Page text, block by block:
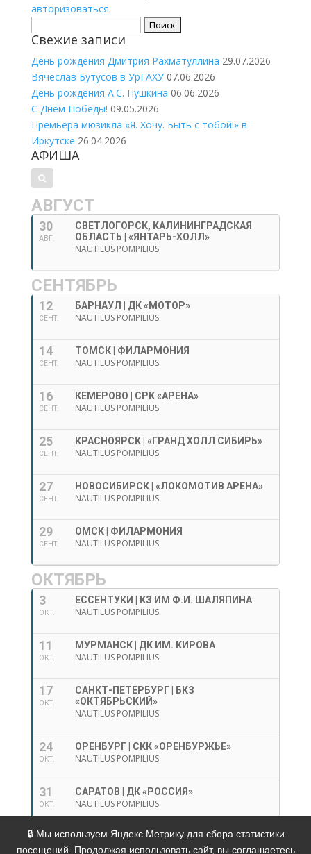
авторизоваться.
Свежие записи
День рождения Дмитрия Рахматуллина 29.07.2026
Вячеслав Бутусов в УрГАХУ 07.06.2026
День рождения А.С. Пушкина 06.06.2026
С Днём Победы! 09.05.2026
Премьера мюзикла «Я. Хочу. Быть с тобой!» в
Иркутске 26.04.2026
АФИША
АВГУСТ
30
АВГ.
СВЕТЛОГОРСК, КАЛИНИНГРАДСКАЯ
ОБЛАСТЬ | «ЯНТАРЬ-ХОЛЛ»
NAUTILUS POMPILIUS
СЕНТЯБРЬ
12
СЕНТ.
БАРНАУЛ | ДК «МОТОР»
NAUTILUS POMPILIUS
14
СЕНТ.
ТОМСК | ФИЛАРМОНИЯ
NAUTILUS POMPILIUS
16
СЕНТ.
КЕМЕРОВО | СРК «АРЕНА»
NAUTILUS POMPILIUS
25
СЕНТ.
КРАСНОЯРСК | «ГРАНД ХОЛЛ СИБИРЬ»
NAUTILUS POMPILIUS
27
СЕНТ.
НОВОСИБИРСК | «ЛОКОМОТИВ АРЕНА»
NAUTILUS POMPILIUS
29
СЕНТ.
ОМСК | ФИЛАРМОНИЯ
NAUTILUS POMPILIUS
ОКТЯБРЬ
3
ОКТ.
ЕССЕНТУКИ | КЗ ИМ Ф.И. ШАЛЯПИНА
NAUTILUS POMPILIUS
11
ОКТ.
МУРМАНСК | ДК ИМ. КИРОВА
NAUTILUS POMPILIUS
17
ОКТ.
САНКТ-ПЕТЕРБУРГ | БКЗ
«ОКТЯБРЬСКИЙ»
NAUTILUS POMPILIUS
24
ОКТ.
ОРЕНБУРГ | СКК «ОРЕНБУРЖЬЕ»
NAUTILUS POMPILIUS
31
ОКТ.
САРАТОВ | ДК «РОССИЯ»
NAUTILUS POMPILIUS
Политика в отношении обработки персональных
🔒 Мы используем Яндекс.Метрику для сбора статистики
посещений. Продолжая использовать сайт, вы соглашаетесь